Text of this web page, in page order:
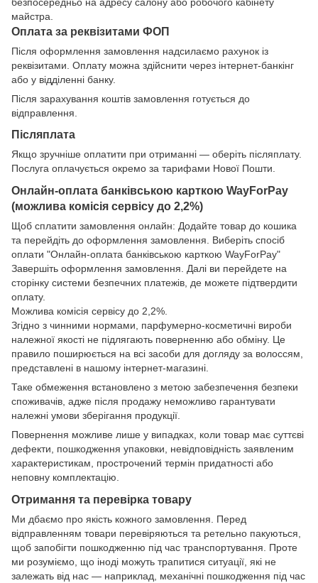
майстра.
Оплата за реквізитами ФОП
Після оформлення замовлення надсилаємо рахунок із
реквізитами. Оплату можна здійснити через інтернет-банкінг
або у відділенні банку.
Після зарахування коштів замовлення готується до
відправлення.
Післяплата
Якщо зручніше оплатити при отриманні — оберіть післяплату.
Послуга оплачується окремо за тарифами Нової Пошти.
Онлайн-оплата банківською карткою WayForPay
(можлива комісія сервісу до 2,2%)
Щоб сплатити замовлення онлайн: Додайте товар до кошика
та перейдіть до оформлення замовлення. Виберіть спосіб
оплати "Онлайн-оплата банківською карткою WayForPay"
Завершіть оформлення замовлення. Далі ви перейдете на
сторінку системи безпечних платежів, де можете підтвердити
оплату.
Можлива комісія сервісу до 2,2%.
Згідно з чинними нормами, парфумерно-косметичні вироби
належної якості не підлягають поверненню або обміну. Це
правило поширюється на всі засоби для догляду за волоссям,
представлені в нашому інтернет-магазині.
Таке обмеження встановлено з метою забезпечення безпеки
споживачів, адже після продажу неможливо гарантувати
належні умови зберігання продукції.
Повернення можливе лише у випадках, коли товар має суттєві
дефекти, пошкодження упаковки, невідповідність заявленим
характеристикам, прострочений термін придатності або
неповну комплектацію.
Отримання та перевірка товару
Ми дбаємо про якість кожного замовлення. Перед
відправленням товари перевіряються та ретельно пакуються,
щоб запобігти пошкодженню під час транспортування. Проте
ми розуміємо, що іноді можуть трапитися ситуації, які не
залежать від нас — наприклад, механічні пошкодження під час